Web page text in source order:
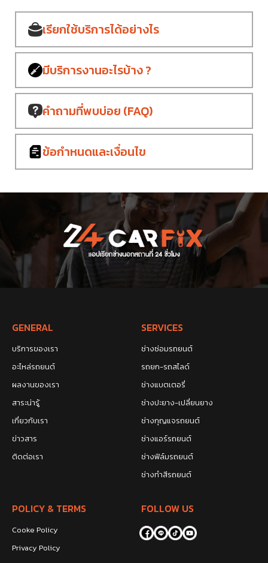
เรียกใช้บริการได้อย่างไร
มีบริการงานอะไรบ้าง ?
คำถามที่พบบ่อย (FAQ)
ข้อกำหนดและเงื่อนไข
GENERAL
บริการของเรา
อะไหล่รถยนต์
ผลงานของเรา
สาระน่ารู้
เกี่ยวกับเรา
ข่าวสาร
ติดต่อเรา
SERVICES
ช่างซ่อมรถยนต์
รถยก-รถสไลด์
ช่างแบตเตอรี่
ช่างปะยาง-เปลี่ยนยาง
ช่างกุญแจรถยนต์
ช่างแอร์รถยนต์
ช่างฟิล์มรถยนต์
ช่างทำสีรถยนต์
POLICY & TERMS
Cooke Policy
Privacy Policy
FOLLOW US